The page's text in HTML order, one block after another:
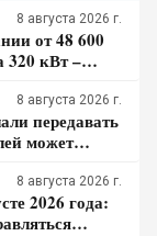
8 августа 2026 г.
от 48 600
320 кВт –
8 августа 2026 г.
передавать
может
8 августа 2026 г.
2026 года: